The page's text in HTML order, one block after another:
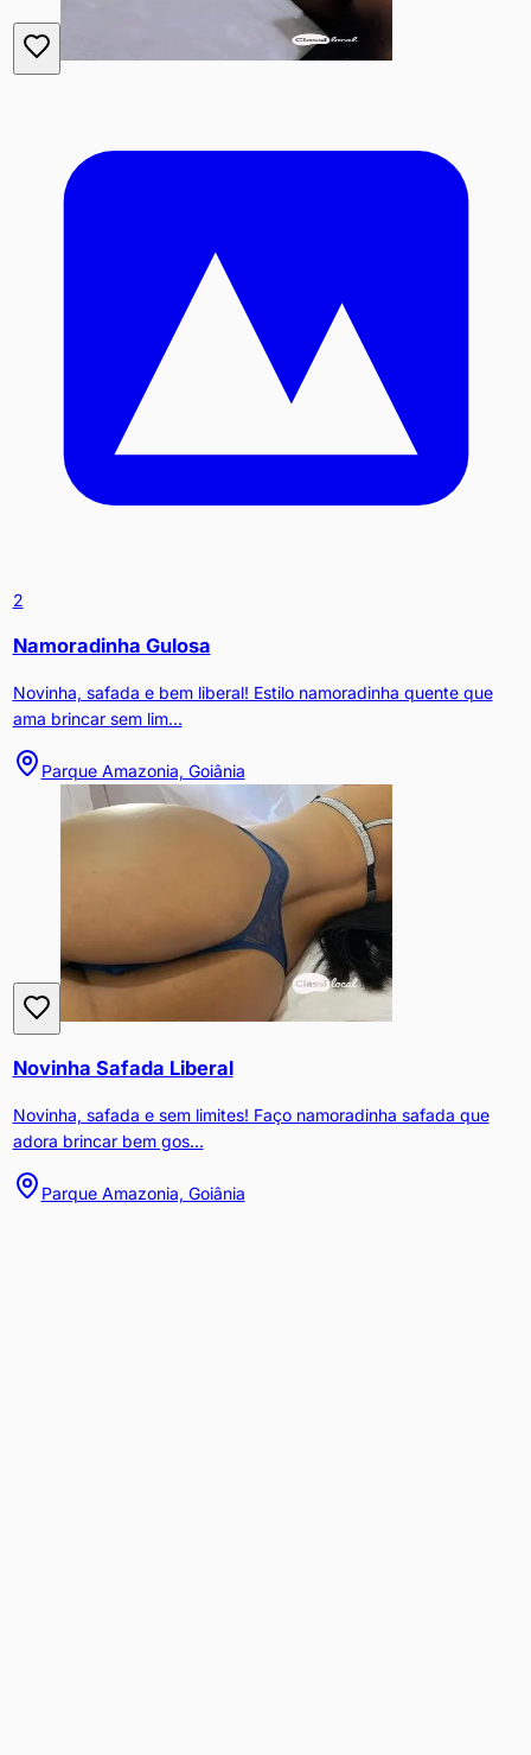
2
Namoradinha Gulosa
Novinha, safada e bem liberal! Estilo namoradinha quente que
ama brincar sem lim...
Parque Amazonia, Goiânia
Novinha Safada Liberal
Novinha, safada e sem limites! Faço namoradinha safada que
adora brincar bem gos...
Parque Amazonia, Goiânia